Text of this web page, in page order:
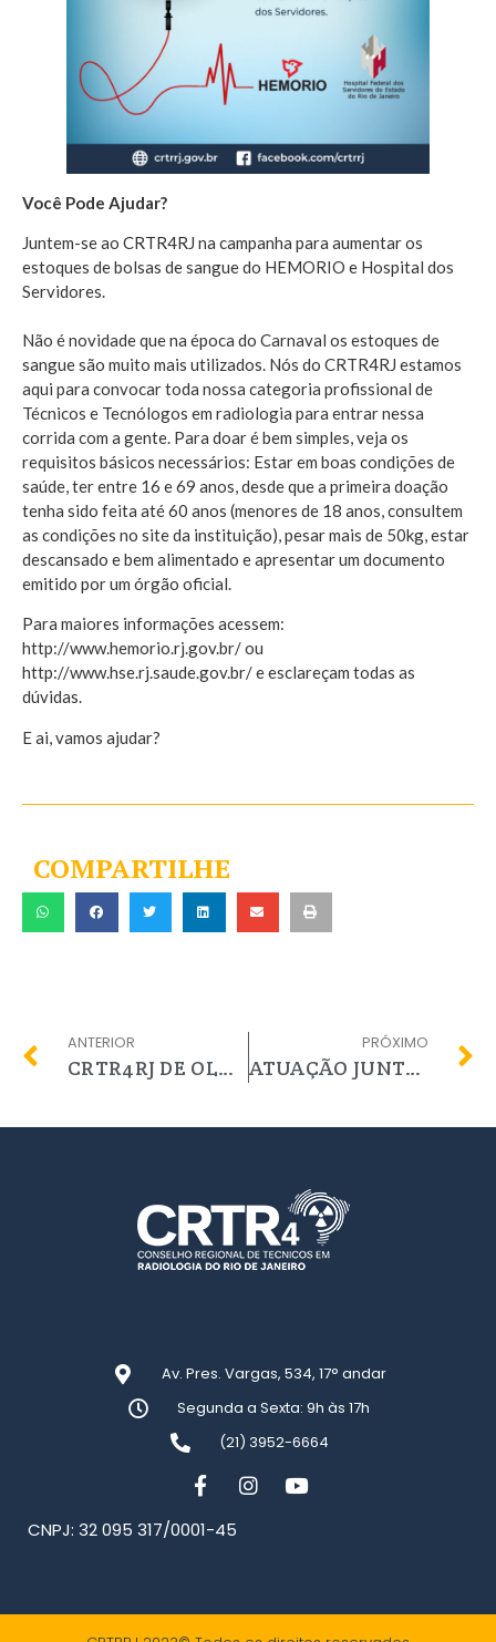
Você Pode Ajudar?
Juntem-se ao CRTR4RJ na campanha para aumentar os
estoques de bolsas de sangue do HEMORIO e Hospital dos
Servidores.
Não é novidade que na época do Carnaval os estoques de
sangue são muito mais utilizados. Nós do CRTR4RJ estamos
aqui para convocar toda nossa categoria profissional de
Técnicos e Tecnólogos em radiologia para entrar nessa
corrida com a gente. Para doar é bem simples, veja os
requisitos básicos necessários: Estar em boas condições de
saúde, ter entre 16 e 69 anos, desde que a primeira doação
tenha sido feita até 60 anos (menores de 18 anos, consultem
as condições no site da instituição), pesar mais de 50kg, estar
descansado e bem alimentado e apresentar um documento
emitido por um órgão oficial.
Para maiores informações acessem:
http://www.hemorio.rj.gov.br/ ou
http://www.hse.rj.saude.gov.br/ e esclareçam todas as
dúvidas.
E ai, vamos ajudar?
COMPARTILHE
ANTERIOR
CRTR4RJ DE OLHO NO FUTURO
PRÓXIMO
ATUAÇÃO JUNTO AOS CONSELHOS PROFISSIONAIS DO RIO DE JANEIRO
Av. Pres. Vargas, 534, 17° andar
Segunda a Sexta: 9h às 17h
(21) 3952-6664
CNPJ: 32 095 317/0001-45